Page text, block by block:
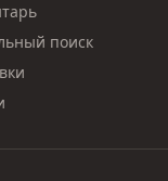
поиск